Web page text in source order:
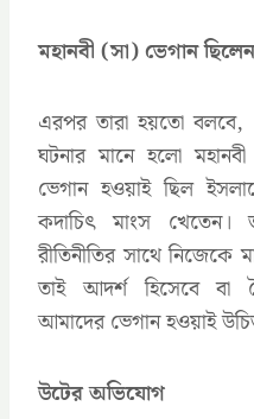
মহানবী (সা) ভেগান
এরপর তারা হয়তো
ঘটনার মানে হলো
ভেগান হওয়াই ছিল
কদাচিৎ মাংস
রীতিনীতির সাথে নিজেকে
তাই আদর্শ হিসেবে বা
আমাদের ভেগান হওয়াই
উটের অভিযোগ